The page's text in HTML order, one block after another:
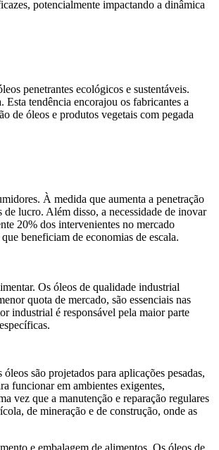
potencialmente impactando a dinâmica
penetrantes ecológicos e sustentáveis.
tendência encorajou os fabricantes a
de óleos e produtos vegetais com pegada
À medida que aumenta a penetração
lucro. Além disso, a necessidade de inovar
20% dos intervenientes no mercado
beneficiam de economias de escala.
Os óleos de qualidade industrial
quota de mercado, são essenciais nas
industrial é responsável pela maior parte
são projetados para aplicações pesadas,
funcionar em ambientes exigentes,
vez que a manutenção e reparação regulares
de mineração e de construção, onde as
e embalagem de alimentos. Os óleos de